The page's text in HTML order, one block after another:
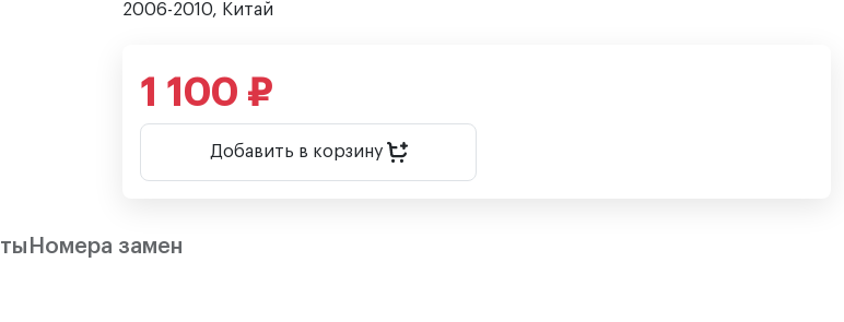
2006-2010, Китай
1 100 ₽
Добавить в корзину
Номера замен